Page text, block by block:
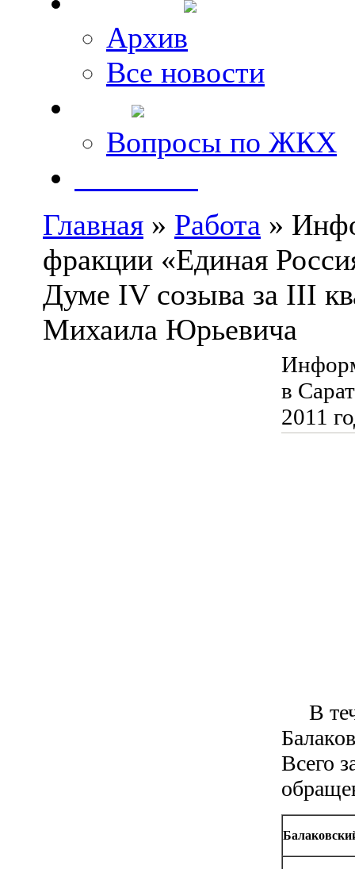
Архив
Все новости
Вопросы по ЖКХ
Главная » Работа »
фракции «Единая
Думе IV созыва за III
Михаила Юрьевича
в
2011
В
Всего